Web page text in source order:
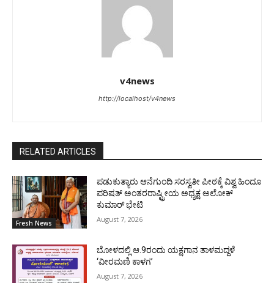
v4news
http://localhost/v4news
RELATED ARTICLES
Fresh News
ಪಡುಕುತ್ಯಾರು ಆನೆಗುಂದಿ ಸರಸ್ವತೀ ಪೀಠಕ್ಕೆ ವಿಶ್ವ ಹಿಂದೂ
ಪರಿಷತ್ ಅಂತರರಾಷ್ಟ್ರೀಯ ಅಧ್ಯಕ್ಷ ಅಲೋಕ್
ಕುಮಾರ್ ಭೇಟಿ
August 7, 2026
ಬೋಳದಲ್ಲಿ ಆ.9ರಂದು ಯಕ್ಷಗಾನ ತಾಳಮದ್ದಳೆ
‘ವೀರಮಣಿ ಕಾಳಗ’
August 7, 2026